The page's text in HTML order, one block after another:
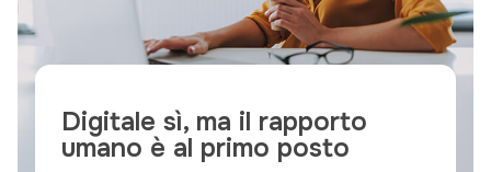
Digitale sì, ma il rapporto
umano è al primo posto